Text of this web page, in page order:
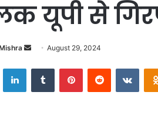
यूपी से
Send
email
August 29, 2024
LinkedInTumblrPinterestReddit